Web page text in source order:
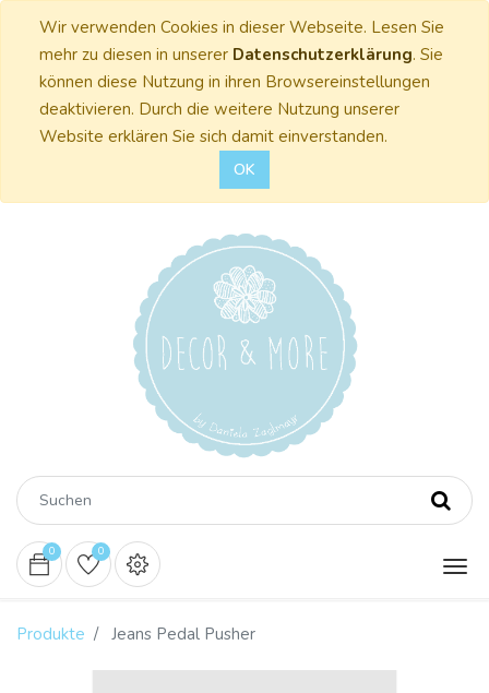
Wir verwenden Cookies in dieser Webseite. Lesen Sie
mehr zu diesen in unserer Datenschutzerklärung. Sie
können diese Nutzung in ihren Browsereinstellungen
deaktivieren. Durch die weitere Nutzung unserer
Website erklären Sie sich damit einverstanden.
OK
0 0
Produkte Jeans Pedal Pusher